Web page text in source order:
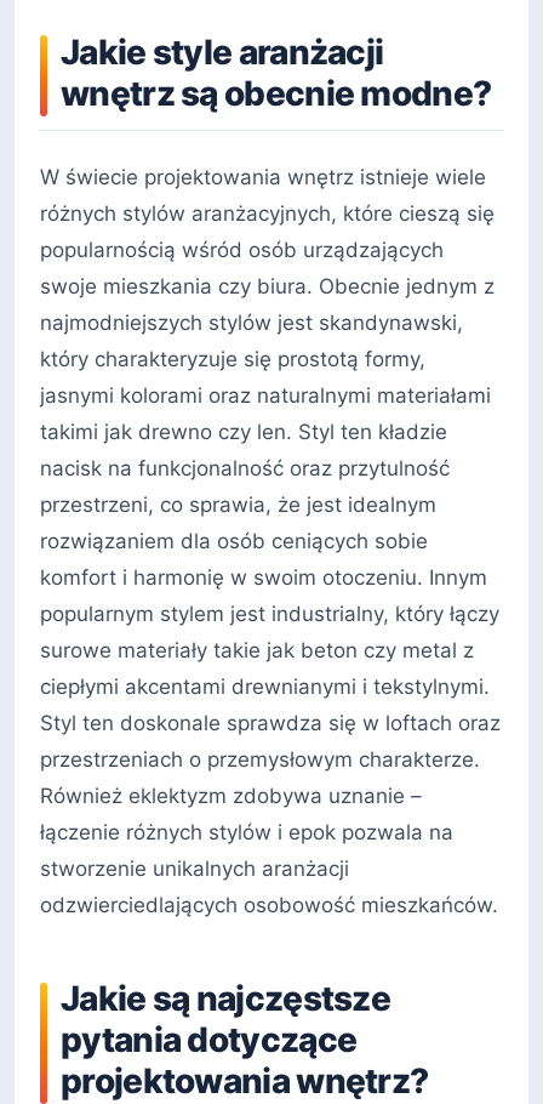
Jakie style aranżacji
wnętrz są obecnie modne?
W świecie projektowania wnętrz istnieje wiele
różnych stylów aranżacyjnych, które cieszą się
popularnością wśród osób urządzających
swoje mieszkania czy biura. Obecnie jednym z
najmodniejszych stylów jest skandynawski,
który charakteryzuje się prostotą formy,
jasnymi kolorami oraz naturalnymi materiałami
takimi jak drewno czy len. Styl ten kładzie
nacisk na funkcjonalność oraz przytulność
przestrzeni, co sprawia, że jest idealnym
rozwiązaniem dla osób ceniących sobie
komfort i harmonię w swoim otoczeniu. Innym
popularnym stylem jest industrialny, który łączy
surowe materiały takie jak beton czy metal z
ciepłymi akcentami drewnianymi i tekstylnymi.
Styl ten doskonale sprawdza się w loftach oraz
przestrzeniach o przemysłowym charakterze.
Również eklektyzm zdobywa uznanie –
łączenie różnych stylów i epok pozwala na
stworzenie unikalnych aranżacji
odzwierciedlających osobowość mieszkańców.
Jakie są najczęstsze
pytania dotyczące
projektowania wnętrz?